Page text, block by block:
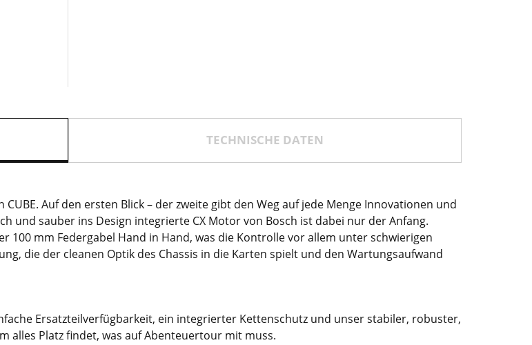
TECHNISCHE DATEN
Auf den ersten Blick – der zweite gibt den Weg auf jede Menge Innovationen und
und sauber ins Design integrierte CX Motor von Bosch ist dabei nur der Anfang.
mm Federgabel Hand in Hand, was die Kontrolle vor allem unter schwierigen
die der cleanen Optik des Chassis in die Karten spielt und den Wartungsaufwand
Ersatzteilverfügbarkeit, ein integrierter Kettenschutz und unser stabiler, robuster,
alles Platz findet, was auf Abenteuertour mit muss.